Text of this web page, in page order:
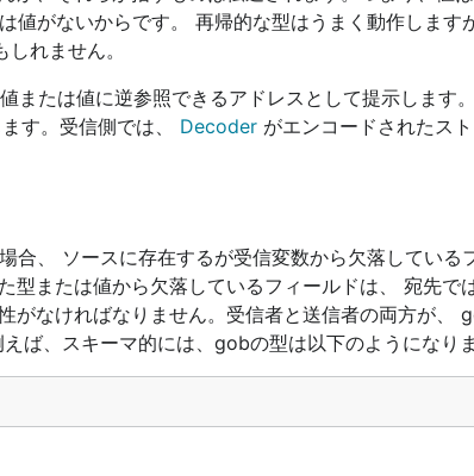
値がないからです。 再帰的な型はうまく動作します
れません。
または値に逆参照できるアドレスとして提示します。
す。受信側では、 Decoder がエンコードされたス
合、 ソースに存在するが受信変数から欠落している
型または値から欠落しているフィールドは、 宛先で
がなければなりません。受信者と送信者の両方が、
ば、スキーマ的には、gobの型は以下のようになりま